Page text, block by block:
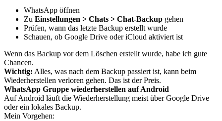
WhatsApp öffnen
Zu Einstellungen > Chats > Chat-Backup gehen
Prüfen, wann das letzte Backup erstellt wurde
Schauen, ob Google Drive oder iCloud aktiviert ist
Wenn das Backup vor dem Löschen erstellt wurde, habe ich gute
Chancen.
Wichtig: Alles, was nach dem Backup passiert ist, kann beim
Wiederherstellen verloren gehen. Das ist der Preis.
WhatsApp Gruppe wiederherstellen auf Android
Auf Android läuft die Wiederherstellung meist über Google Drive
oder ein lokales Backup.
Mein Vorgehen: